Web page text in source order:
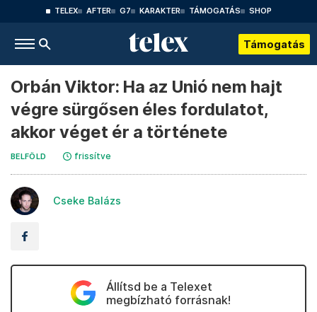
TELEX AFTER G7 KARAKTER TÁMOGATÁS SHOP
Támogatás
Orbán Viktor: Ha az Unió nem hajt
végre sürgősen éles fordulatot,
akkor véget ér a története
BELFÖLD frissítve
Cseke Balázs
Állítsd be a Telexet
megbízható forrásnak!